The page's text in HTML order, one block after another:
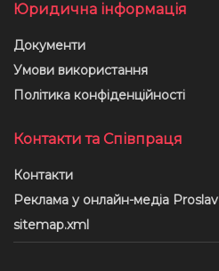
Юридична інформація
Документи
Умови використання
Політика конфіденційності
Контакти та Співпраця
Контакти
Реклама у онлайн-медіа Proslav
sitemap.xml